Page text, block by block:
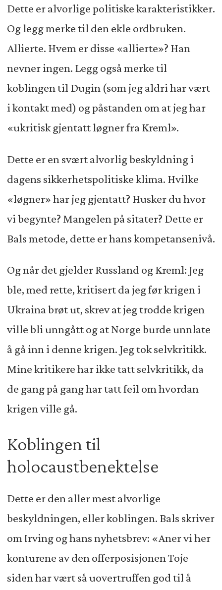
Dette er alvorlige politiske karakteristikker.
Og legg merke til den ekle ordbruken.
Allierte. Hvem er disse «allierte»? Han
nevner ingen. Legg også merke til
koblingen til Dugin (som jeg aldri har vært
i kontakt med) og påstanden om at jeg har
«ukritisk gjentatt løgner fra Kreml».
Dette er en svært alvorlig beskyldning i
dagens sikkerhetspolitiske klima. Hvilke
«løgner» har jeg gjentatt? Husker du hvor
vi begynte? Mangelen på sitater? Dette er
Bals metode, dette er hans kompetansenivå.
Og når det gjelder Russland og Kreml: Jeg
ble, med rette, kritisert da jeg før krigen i
Ukraina brøt ut, skrev at jeg trodde krigen
ville bli unngått og at Norge burde unnlate
å gå inn i denne krigen. Jeg tok selvkritikk.
Mine kritikere har ikke tatt selvkritikk, da
de gang på gang har tatt feil om hvordan
krigen ville gå.
Koblingen til
holocaustbenektelse
Dette er den aller mest alvorlige
beskyldningen, eller koblingen. Bals skriver
om Irving og hans nyhetsbrev: «Aner vi her
konturene av den offerposisjonen Toje
siden har vært så uovertruffen god til å